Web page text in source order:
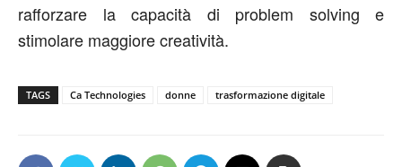
rafforzare la capacità di problem solving e
stimolare maggiore creatività.
TAGS Ca Technologies donne trasformazione digitale